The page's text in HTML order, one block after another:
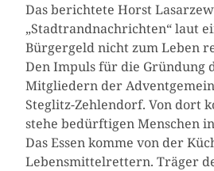
Das berichtete Horst
„Stadtrandnachrichten“ laut
Bürgergeld nicht zum Leben
Den Impuls für die Gründung
Mitgliedern der
Steglitz-Zehlendorf. Von dort
stehe bedürftigen Menschen
Das Essen komme von der
Lebensmittelrettern. Träger